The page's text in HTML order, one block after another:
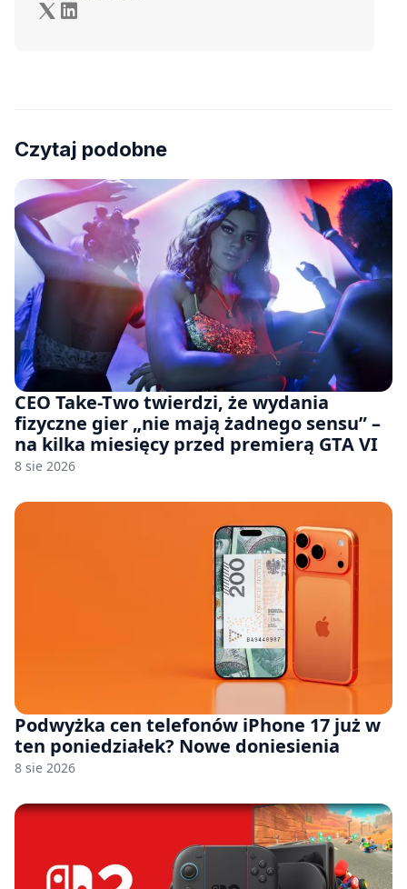
Czytaj podobne
CEO Take-Two twierdzi, że wydania
fizyczne gier „nie mają żadnego sensu” –
na kilka miesięcy przed premierą GTA VI
8 sie 2026
Podwyżka cen telefonów iPhone 17 już w
ten poniedziałek? Nowe doniesienia
8 sie 2026